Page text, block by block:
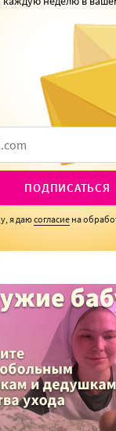
ПОДПИСАТЬСЯ
я даюсогласие на